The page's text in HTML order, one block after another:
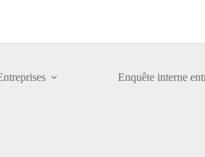
Enquête interne